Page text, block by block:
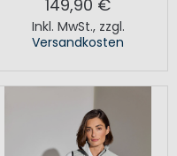
149,90 €
Inkl. MwSt., zzgl.
Versandkosten